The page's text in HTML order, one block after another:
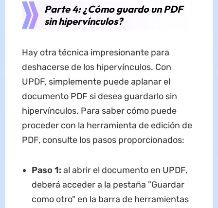
Parte 4: ¿Cómo guardo un PDF
sin hipervínculos?
Hay otra técnica impresionante para
deshacerse de los hipervínculos. Con
UPDF, simplemente puede aplanar el
documento PDF si desea guardarlo sin
hipervínculos. Para saber cómo puede
proceder con la herramienta de edición de
PDF, consulte los pasos proporcionados:
Paso 1: al abrir el documento en UPDF,
deberá acceder a la pestaña "Guardar
como otro" en la barra de herramientas